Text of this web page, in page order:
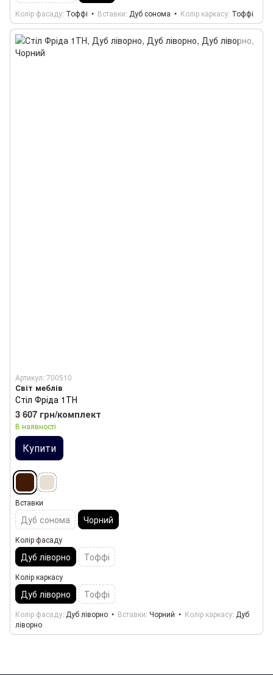
Колір фасаду Тоффі Вставки Дуб сонома Колір каркасу Тоффі
Артикул: 700510
Світ меблів
Стіл Фріда 1ТН
3 607 грн/комплект
В наявності
Купити
Вставки
Дуб сонома Чорний
Колір фасаду
Дуб ліворно Тоффі
Колір каркасу
Дуб ліворно Тоффі
Колір фасаду Дуб ліворно Вставки Чорний Колір каркасу Дуб
ліворно